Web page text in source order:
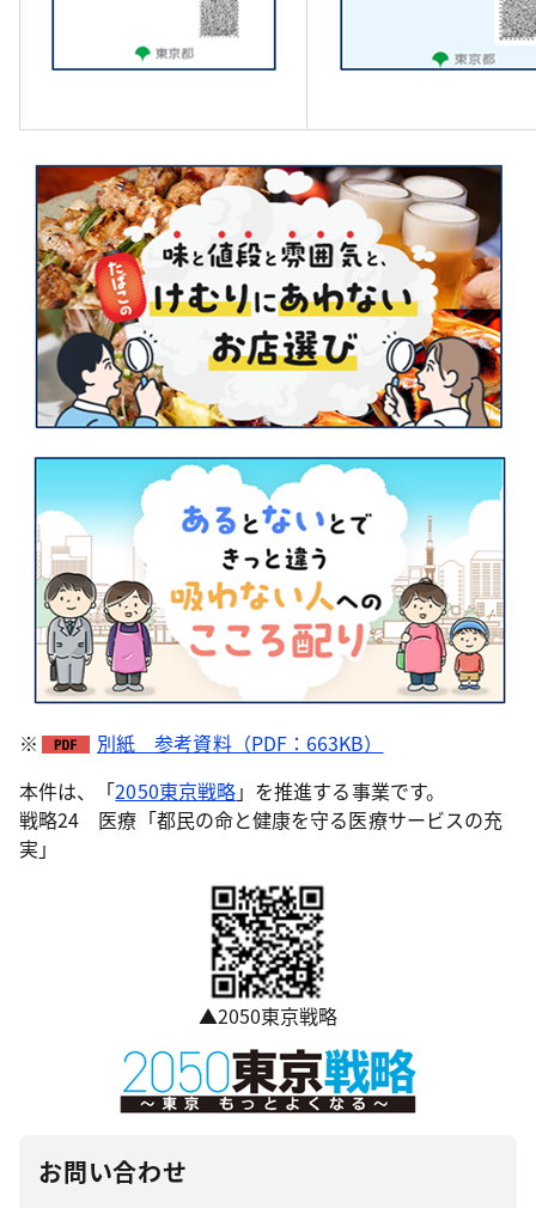
※
別紙 参考資料（PDF：663KB）
本件は、「2050東京戦略」を推進する事業です。
戦略24 医療「都民の命と健康を守る医療サービスの充
実」
▲2050東京戦略
お問い合わせ